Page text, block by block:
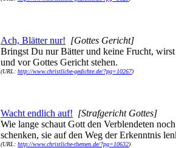
Ach, Blätter nur! [Gottes Gericht]
Bringst Du nur Bätter und keine Frucht,
und vor Gottes Gericht stehen.
(URL: http://www.christliche-gedichte.de/?pg=10267)
Wacht endlich auf! [Strafgericht Gottes]
Wie lange schaut Gott den Verblendeten
schenken, sie auf den Weg der Erkenntnis
(URL: http://www.christliche-themen.de/?pg=10632)